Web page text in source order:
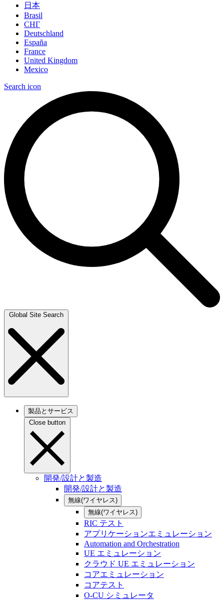
日本
Brasil
СНГ
Deutschland
España
France
United Kingdom
Mexico
Search icon
Global Site Search
製品とサービス
Close button
開発/設計と製造
開発/設計と製造
無線(ワイヤレス)
無線(ワイヤレス)
RIC テスト
アプリケーションエミュレーション
Automation and Orchestration
UE エミュレーション
クラウド UE エミュレーション
コアエミュレーション
コアテスト
O-CU シミュレータ